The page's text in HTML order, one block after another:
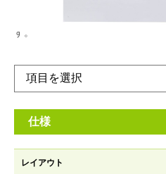
す。
仕様
レイアウト